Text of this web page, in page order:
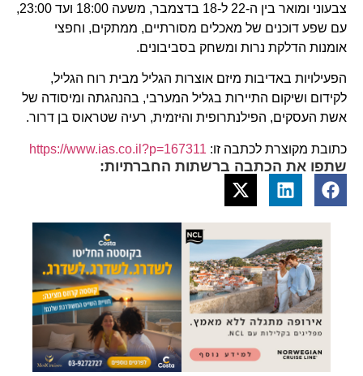
צבעוני ומואר בין ה-22 ל-18 בדצמבר, משעה 18:00 ועד 23:00,
עם שפע דוכנים של מאכלים מסורתיים, ממתקים, וחפצי
אומנות הדלקת נרות ומשחק בסביבונים.
הפעילויות באדיבות מיזם אוצרות הגליל מבית רוח הגליל,
לקידום ושיקום התיירות בגליל המערבי, בהנהגתה ומיסודה של
אשת העסקים, הפילנתרופית והיזמית, רעיה שטראוס בן דרור.
כתובת מקוצרת לכתבה זו: https://www.ias.co.il?p=167311
שתפו את הכתבה ברשתות החברתיות: